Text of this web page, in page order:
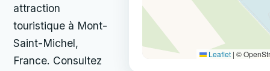
attraction
touristique à Mont-
Saint-Michel,
France. Consultez
Leaflet | ©